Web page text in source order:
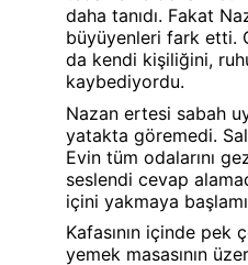
daha tanıdı. Fakat
büyüyenleri fark etti.
da kendi kişiliğini,
kaybediyordu.
Nazan ertesi sabah
yatakta göremedi.
Evin tüm odalarını
seslendi cevap
içini yakmaya
Kafasının içinde pek
yemek masasının